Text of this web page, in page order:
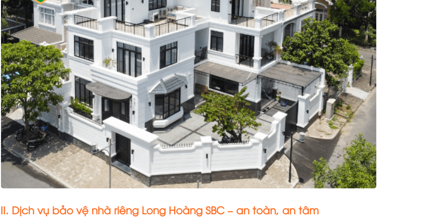
II. Dịch vụ bảo vệ nhà riêng Long Hoàng SBC – an toàn, an tâm